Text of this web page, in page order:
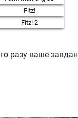
Fitz!
Fitz! 2
разу ваше